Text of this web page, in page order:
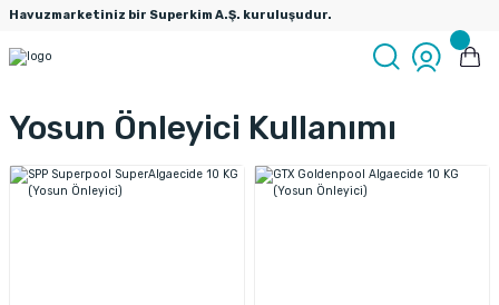
Havuzmarketiniz bir Superkim A.Ş. kuruluşudur.
Yosun Önleyici Kullanımı